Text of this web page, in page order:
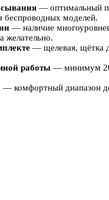
— оптимальный
беспроводных моделей.
— наличие
желательно.
— щелевая, щётка
работы — минимум
— комфортный диапазон